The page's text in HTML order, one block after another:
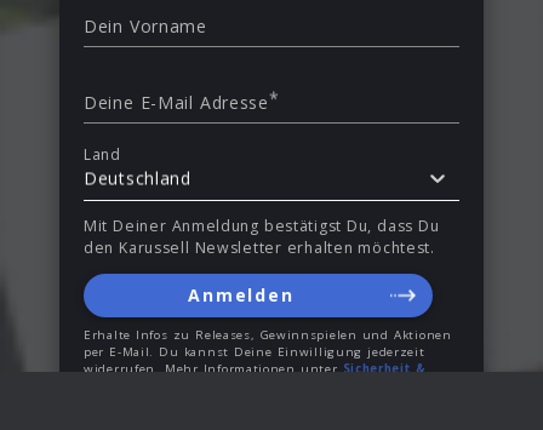
Dein Vorname
Deine E-Mail Adresse*
Land
Deutschland
Mit Deiner Anmeldung bestätigst Du, dass Du
den Karussell Newsletter erhalten möchtest.
Anmelden
Erhalte Infos zu Releases, Gewinnspielen und Aktionen
per E-Mail. Du kannst Deine Einwilligung jederzeit
widerrufen. Mehr Informationen unter Sicherheit &